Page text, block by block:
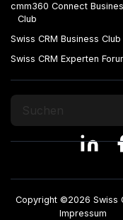
cmm360 Connect
Club
Swiss CRM Business Club
Swiss CRM Experten
Copyright ©2026 Swiss
Impressum